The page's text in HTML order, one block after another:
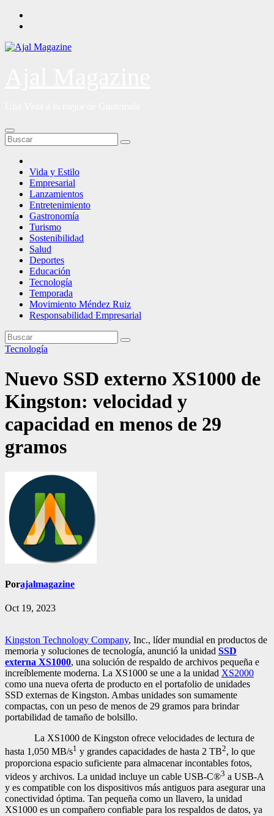
Saltar
Vida y Estilo
Empresarial
Lanzamientos
Entretenimiento
Gastronomía
Turismo
Sostenibilidad
Salud
Deportes
Educación
Tecnología
Temporada
Movimiento Méndez Ruiz
Responsabilidad Empresarial
Tecnología
Nuevo SSD externo XS1000 de
Kingston: velocidad y
capacidad en menos de 29
gramos
Porajalmagazine
Oct 19, 2023
Kingston Technology Company, Inc., líder mundial en productos de
memoria y soluciones de tecnología, anunció la unidad SSD
externa XS1000, una solución de respaldo de archivos pequeña e
increíblemente moderna. La XS1000 se une a la unidad XS2000
como una nueva oferta de producto en el portafolio de unidades
SSD externas de Kingston. Ambas unidades son sumamente
compactas, con un peso de menos de 29 gramos para brindar
portabilidad de tamaño de bolsillo.
La XS1000 de Kingston ofrece velocidades de lectura de
hasta 1,050 MB/s1 y grandes capacidades de hasta 2 TB2, lo que
proporciona espacio suficiente para almacenar incontables fotos,
videos y archivos. La unidad incluye un cable USB-C®3 a USB-A
y es compatible con los dispositivos más antiguos para asegurar una
conectividad óptima. Tan pequeña como un llavero, la unidad
XS1000 es un compañero confiable para los respaldos de datos, ya